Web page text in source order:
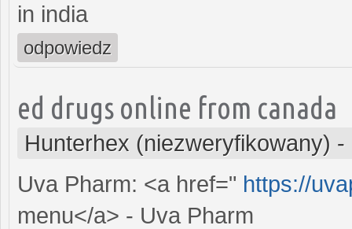
in india
odpowiedz
ed drugs online from canada
Hunterhex (niezweryfikowany) -
Uva Pharm: <a href=" https://
menu</a> - Uva Pharm